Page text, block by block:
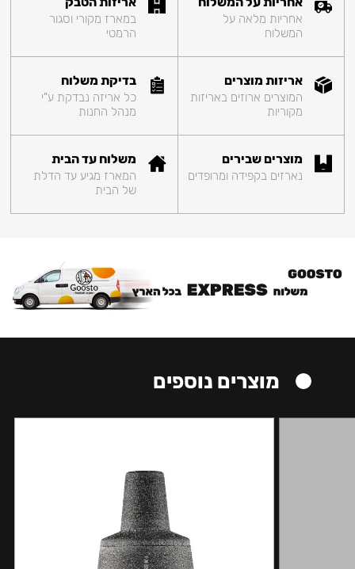
אחריות מלאה על
המשלוח
במארז מקורי וסגור
הרמטי
אריזות מוצרים
המוצרים ארוזים באריזות
מקוריות
בדיקת משלוח
כל אריזה נבדקת ע"י
מנהל החנות
מוצרים שבירים
נארזים בקפידה ומרופדים
משלוח עד הבית
המארז מגיע עד הדלת
של הבית
מוצרים נוספים